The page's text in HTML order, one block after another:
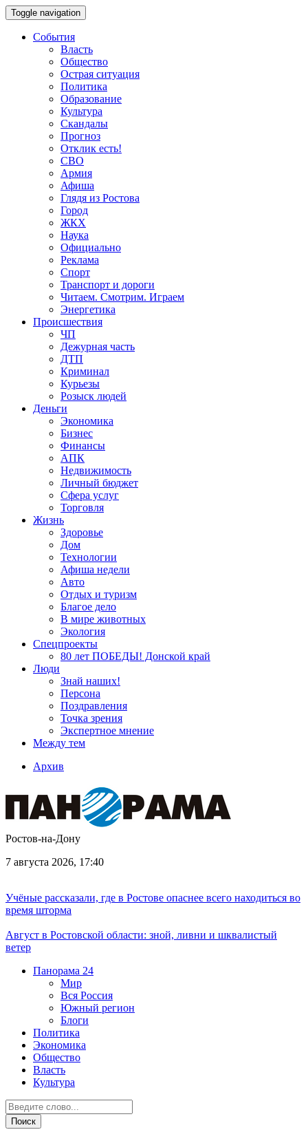
Toggle navigation
События
Власть
Общество
Острая ситуация
Политика
Образование
Культура
Скандалы
Прогноз
Отклик есть!
СВО
Армия
Афиша
Глядя из Ростова
Город
ЖКХ
Наука
Официально
Реклама
Спорт
Транспорт и дороги
Читаем. Смотрим. Играем
Энергетика
Происшествия
ЧП
Дежурная часть
ДТП
Криминал
Курьезы
Розыск людей
Деньги
Экономика
Бизнес
Финансы
АПК
Недвижимость
Личный бюджет
Сфера услуг
Торговля
Жизнь
Здоровье
Дом
Технологии
Афиша недели
Авто
Отдых и туризм
Благое дело
В мире животных
Экология
Спецпроекты
80 лет ПОБЕДЫ! Донской край
Люди
Знай наших!
Персона
Поздравления
Точка зрения
Экспертное мнение
Между тем
Архив
Ростов-на-Дону
7 августа 2026, 17:40
Учёные рассказали, где в Ростове опаснее всего находиться во
время шторма
Август в Ростовской области: зной, ливни и шквалистый
ветер
Панорама 24
Мир
Вся Россия
Южный регион
Блоги
Политика
Экономика
Общество
Власть
Культура